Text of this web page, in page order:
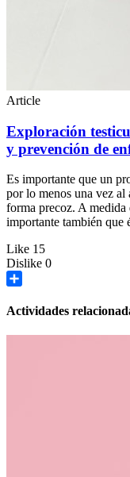
Article
Exploración
y prevención de
Es importante que un
por lo menos una vez al
forma precoz. A medida
importante también que
Like 15
Dislike 0
Actividades